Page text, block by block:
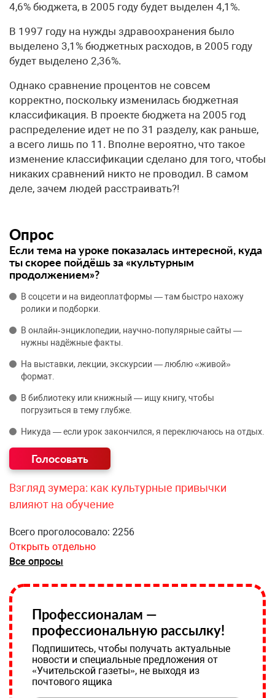
4,6% бюджета, в 2005 году будет выделен 4,1%.
В 1997 году на нужды здравоохранения было
выделено 3,1% бюджетных расходов, в 2005 году
будет выделено 2,36%.
Однако сравнение процентов не совсем
корректно, поскольку изменилась бюджетная
классификация. В проекте бюджета на 2005 год
распределение идет не по 31 разделу, как раньше,
а всего лишь по 11. Вполне вероятно, что такое
изменение классификации сделано для того, чтобы
никаких сравнений никто не проводил. В самом
деле, зачем людей расстраивать?!
Опрос
Если тема на уроке показалась интересной, куда
ты скорее пойдёшь за «культурным
продолжением»?
В соцсети и на видеоплатформы — там быстро нахожу
ролики и подборки.
В онлайн‑энциклопедии, научно‑популярные сайты —
нужны надёжные факты.
На выставки, лекции, экскурсии — люблю «живой»
формат.
В библиотеку или книжный — ищу книгу, чтобы
погрузиться в тему глубже.
Никуда — если урок закончился, я переключаюсь на отдых.
Взгляд зумера: как культурные привычки
влияют на обучение
Всего проголосовало: 2256
Открыть отдельно
Все опросы
Профессионалам —
профессиональную рассылку!
Подпишитесь, чтобы получать актуальные
новости и специальные предложения от
«Учительской газеты», не выходя из
почтового ящика